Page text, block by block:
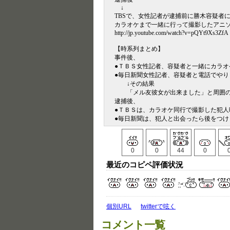
↓
TBSで、女性記者が逮捕前に勝木容疑者
カラオケまで一緒に行って撮影したア
http://jp.youtube.com/watch?v=pQYt9Xs3ZfA
【時系列まとめ】
事件後、
●ＴＢＳ女性記者、容疑者と一緒にカラ
●毎日新聞女性記者、容疑者と電話でや
↓その結果
「メル友彼女が出来ました」と周囲
逮捕後、
●ＴＢＳは、カラオケ同行で撮影した犯
●毎日新聞は、犯人と出会ったら後をつ
0 0 44 0
最近のコピペ評価状況
個別URL twitterで呟く
コメント一覧